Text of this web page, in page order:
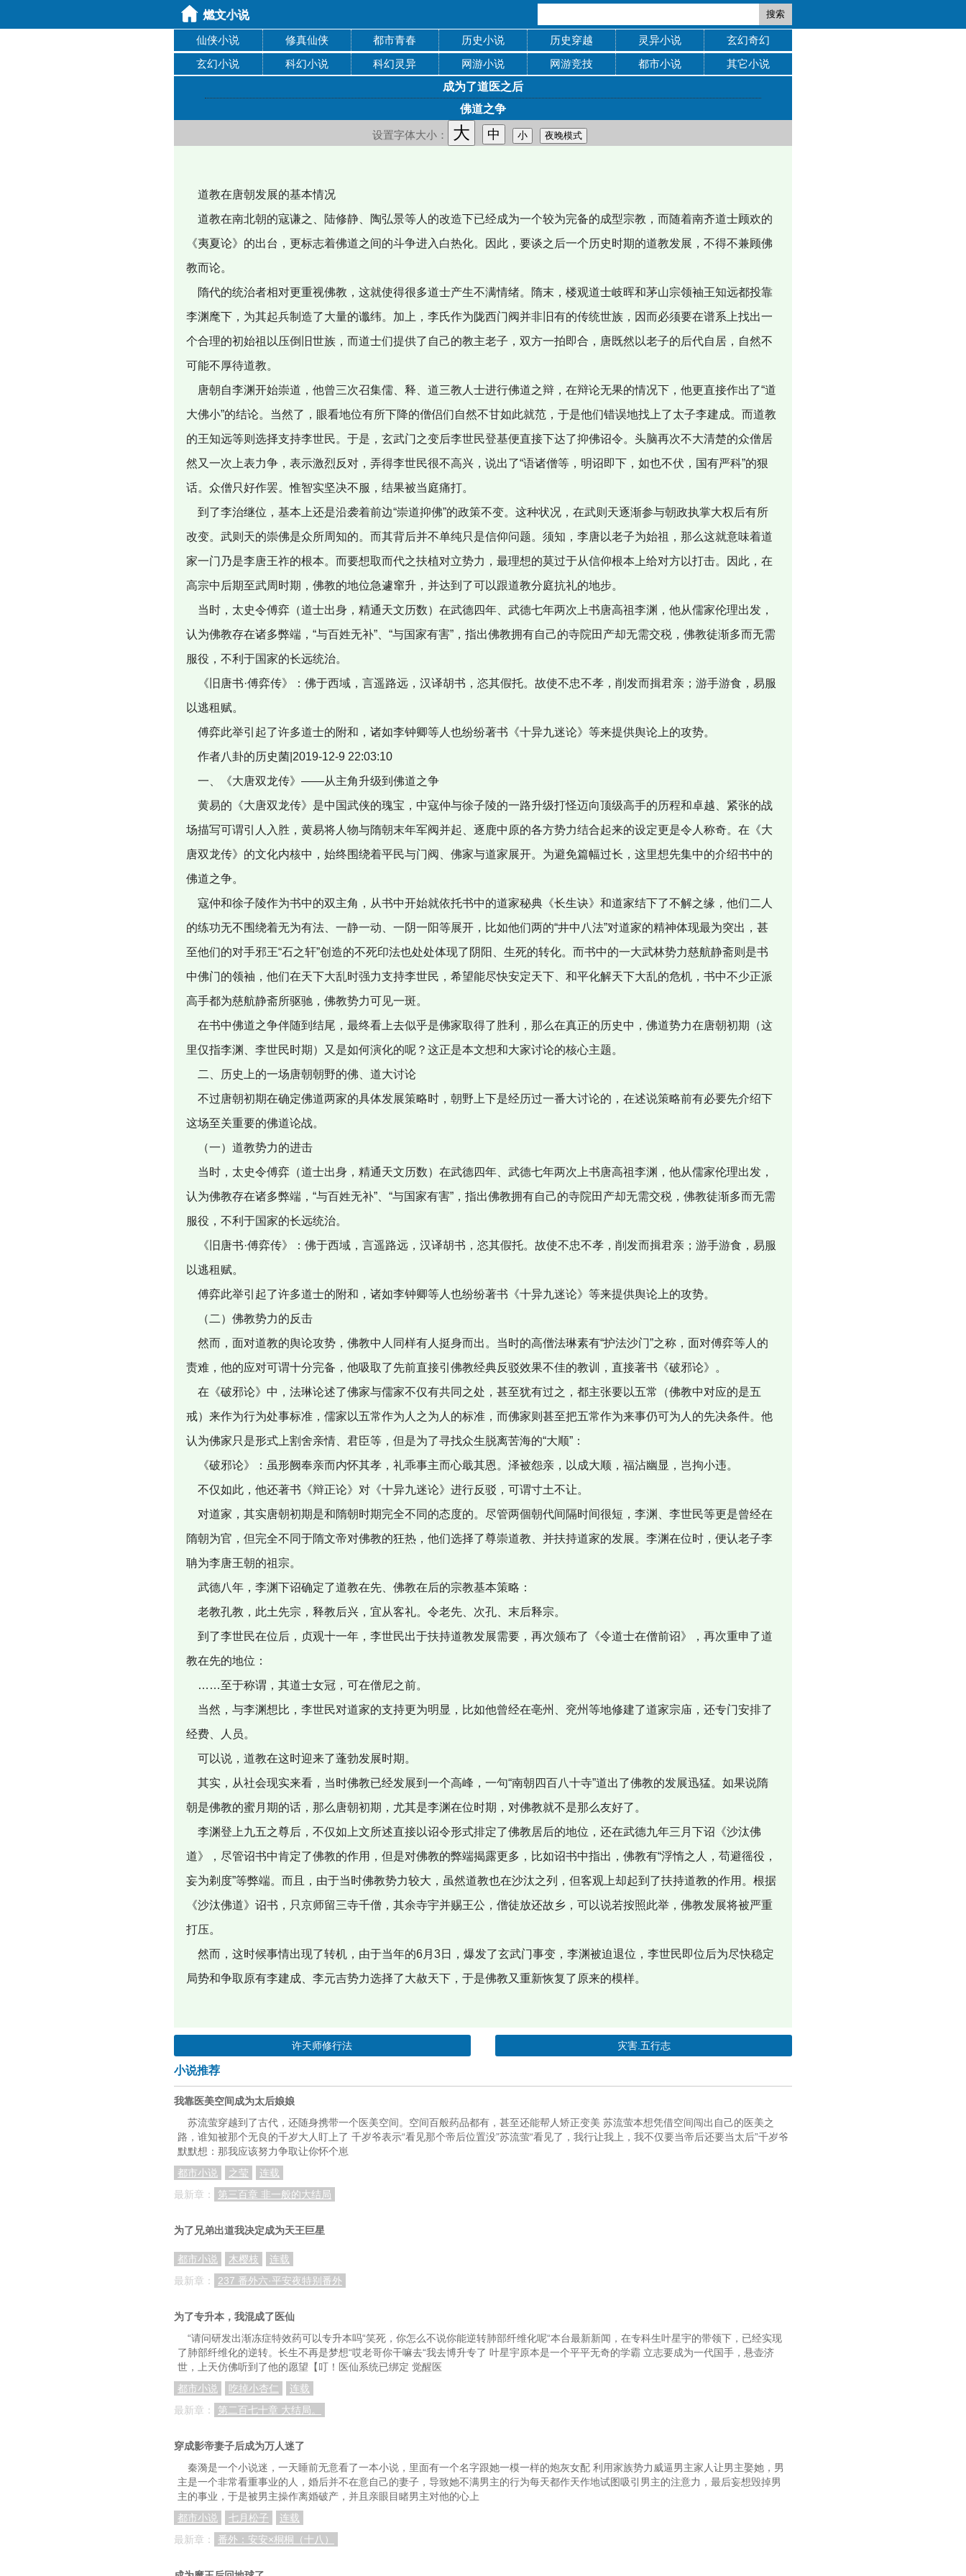
搜索
仙侠小说 修真仙侠 都市青春 历史小说 历史穿越 灵异小说
玄幻奇幻
玄幻小说
科幻小说 科幻灵异 网游小说 网游竞技 都市小说
其它小说
成为了道医之后
佛道之争
设置字体大小： 大 中 小 夜晚模式
道教在唐朝发展的基本情况
道教在南北朝的寇谦之、陆修静、陶弘景等人的改造下已经成为一个较为完备的成型宗教，而随着南齐道士顾欢的
《夷夏论》的出台，更标志着佛道之间的斗争进入白热化。因此，要谈之后一个历史时期的道教发展，不得不兼顾佛
教而论。
隋代的统治者相对更重视佛教，这就使得很多道士产生不满情绪。隋末，楼观道士岐晖和茅山宗领袖王知远都投靠
李渊麾下，为其起兵制造了大量的谶纬。加上，李氏作为陇西门阀并非旧有的传统世族，因而必须要在谱系上找出一
个合理的初始祖以压倒旧世族，而道士们提供了自己的教主老子，双方一拍即合，唐既然以老子的后代自居，自然不
可能不厚待道教。
唐朝自李渊开始崇道，他曾三次召集儒、释、道三教人士进行佛道之辩，在辩论无果的情况下，他更直接作出了“道
大佛小”的结论。当然了，眼看地位有所下降的僧侣们自然不甘如此就范，于是他们错误地找上了太子李建成。而道教
的王知远等则选择支持李世民。于是，玄武门之变后李世民登基便直接下达了抑佛诏令。头脑再次不大清楚的众僧居
然又一次上表力争，表示激烈反对，弄得李世民很不高兴，说出了“语诸僧等，明诏即下，如也不伏，国有严科”的狠
话。众僧只好作罢。惟智实坚决不服，结果被当庭痛打。
到了李治继位，基本上还是沿袭着前边“崇道抑佛”的政策不变。这种状况，在武则天逐渐参与朝政执掌大权后有所
改变。武则天的崇佛是众所周知的。而其背后并不单纯只是信仰问题。须知，李唐以老子为始祖，那么这就意味着道
家一门乃是李唐王祚的根本。而要想取而代之扶植对立势力，最理想的莫过于从信仰根本上给对方以打击。因此，在
高宗中后期至武周时期，佛教的地位急遽窜升，并达到了可以跟道教分庭抗礼的地步。
当时，太史令傅弈（道士出身，精通天文历数）在武德四年、武德七年两次上书唐高祖李渊，他从儒家伦理出发，
认为佛教存在诸多弊端，“与百姓无补”、“与国家有害”，指出佛教拥有自己的寺院田产却无需交税，佛教徒渐多而无需
服役，不利于国家的长远统治。
《旧唐书·傅弈传》：佛于西域，言遥路远，汉译胡书，恣其假托。故使不忠不孝，削发而揖君亲；游手游食，易服
以逃租赋。
傅弈此举引起了许多道士的附和，诸如李钟卿等人也纷纷著书《十异九迷论》等来提供舆论上的攻势。
作者八卦的历史菌|2019-12-9 22:03:10
一、《大唐双龙传》——从主角升级到佛道之争
黄易的《大唐双龙传》是中国武侠的瑰宝，中寇仲与徐子陵的一路升级打怪迈向顶级高手的历程和卓越、紧张的战
场描写可谓引人入胜，黄易将人物与隋朝末年军阀并起、逐鹿中原的各方势力结合起来的设定更是令人称奇。在《大
唐双龙传》的文化内核中，始终围绕着平民与门阀、佛家与道家展开。为避免篇幅过长，这里想先集中的介绍书中的
佛道之争。
寇仲和徐子陵作为书中的双主角，从书中开始就依托书中的道家秘典《长生诀》和道家结下了不解之缘，他们二人
的练功无不围绕着无为有法、一静一动、一阴一阳等展开，比如他们两的“井中八法”对道家的精神体现最为突出，甚
至他们的对手邪王“石之轩”创造的不死印法也处处体现了阴阳、生死的转化。而书中的一大武林势力慈航静斋则是书
中佛门的领袖，他们在天下大乱时强力支持李世民，希望能尽快安定天下、和平化解天下大乱的危机，书中不少正派
高手都为慈航静斋所驱驰，佛教势力可见一斑。
在书中佛道之争伴随到结尾，最终看上去似乎是佛家取得了胜利，那么在真正的历史中，佛道势力在唐朝初期（这
里仅指李渊、李世民时期）又是如何演化的呢？这正是本文想和大家讨论的核心主题。
二、历史上的一场唐朝朝野的佛、道大讨论
不过唐朝初期在确定佛道两家的具体发展策略时，朝野上下是经历过一番大讨论的，在述说策略前有必要先介绍下
这场至关重要的佛道论战。
（一）道教势力的进击
当时，太史令傅弈（道士出身，精通天文历数）在武德四年、武德七年两次上书唐高祖李渊，他从儒家伦理出发，
认为佛教存在诸多弊端，“与百姓无补”、“与国家有害”，指出佛教拥有自己的寺院田产却无需交税，佛教徒渐多而无需
服役，不利于国家的长远统治。
《旧唐书·傅弈传》：佛于西域，言遥路远，汉译胡书，恣其假托。故使不忠不孝，削发而揖君亲；游手游食，易服
以逃租赋。
傅弈此举引起了许多道士的附和，诸如李钟卿等人也纷纷著书《十异九迷论》等来提供舆论上的攻势。
（二）佛教势力的反击
然而，面对道教的舆论攻势，佛教中人同样有人挺身而出。当时的高僧法琳素有“护法沙门”之称，面对傅弈等人的
责难，他的应对可谓十分完备，他吸取了先前直接引佛教经典反驳效果不佳的教训，直接著书《破邪论》。
在《破邪论》中，法琳论述了佛家与儒家不仅有共同之处，甚至犹有过之，都主张要以五常（佛教中对应的是五
戒）来作为行为处事标准，儒家以五常作为人之为人的标准，而佛家则甚至把五常作为来事仍可为人的先决条件。他
认为佛家只是形式上割舍亲情、君臣等，但是为了寻找众生脱离苦海的“大顺”：
《破邪论》：虽形阙奉亲而内怀其孝，礼乖事主而心戢其恩。泽被怨亲，以成大顺，福沾幽显，岂拘小违。
不仅如此，他还著书《辩正论》对《十异九迷论》进行反驳，可谓寸土不让。
对道家，其实唐朝初期是和隋朝时期完全不同的态度的。尽管两個朝代间隔时间很短，李渊、李世民等更是曾经在
隋朝为官，但完全不同于隋文帝对佛教的狂热，他们选择了尊崇道教、并扶持道家的发展。李渊在位时，便认老子李
聃为李唐王朝的祖宗。
武德八年，李渊下诏确定了道教在先、佛教在后的宗教基本策略：
老教孔教，此土先宗，释教后兴，宜从客礼。令老先、次孔、末后释宗。
到了李世民在位后，贞观十一年，李世民出于扶持道教发展需要，再次颁布了《令道士在僧前诏》，再次重申了道
教在先的地位：
……至于称谓，其道士女冠，可在僧尼之前。
当然，与李渊想比，李世民对道家的支持更为明显，比如他曾经在亳州、兖州等地修建了道家宗庙，还专门安排了
经费、人员。
可以说，道教在这时迎来了蓬勃发展时期。
其实，从社会现实来看，当时佛教已经发展到一个高峰，一句“南朝四百八十寺”道出了佛教的发展迅猛。如果说隋
朝是佛教的蜜月期的话，那么唐朝初期，尤其是李渊在位时期，对佛教就不是那么友好了。
李渊登上九五之尊后，不仅如上文所述直接以诏令形式排定了佛教居后的地位，还在武德九年三月下诏《沙汰佛
道》，尽管诏书中肯定了佛教的作用，但是对佛教的弊端揭露更多，比如诏书中指出，佛教有“浮惰之人，苟避徭役，
妄为剃度”等弊端。而且，由于当时佛教势力较大，虽然道教也在沙汰之列，但客观上却起到了扶持道教的作用。根据
《沙汰佛道》诏书，只京师留三寺千僧，其余寺宇并赐王公，僧徒放还故乡，可以说若按照此举，佛教发展将被严重
打压。
然而，这时候事情出现了转机，由于当年的6月3日，爆发了玄武门事变，李渊被迫退位，李世民即位后为尽快稳定
局势和争取原有李建成、李元吉势力选择了大赦天下，于是佛教又重新恢复了原来的模样。
许天师修行法 灾害.五行志
小说推荐
我靠医美空间成为太后娘娘
苏流萤穿越到了古代，还随身携带一个医美空间。空间百般药品都有，甚至还能帮人矫正变美 苏流萤本想凭借空间闯出自己的医美之
路，谁知被那个无良的千岁大人盯上了 千岁爷表示“看见那个帝后位置没”苏流萤“看见了，我行让我上，我不仅要当帝后还要当太后”千岁爷
默默想：那我应该努力争取让你怀个崽
都市小说
之莹
连载
最新章：
第三百章 非一般的大结局
为了兄弟出道我决定成为天王巨星
都市小说 木樱枝
连载
最新章：
237 番外六·平安夜特别番外
为了专升本，我混成了医仙
“请问研发出渐冻症特效药可以专升本吗“笑死，你怎么不说你能逆转肺部纤维化呢“本台最新新闻，在专科生叶星宇的带领下，已经实现
了肺部纤维化的逆转。长生不再是梦想“哎老哥你干嘛去“我去博升专了 叶星宇原本是一个平平无奇的学霸 立志要成为一代国手，悬壶济
世，上天仿佛听到了他的愿望【叮！医仙系统已绑定 觉醒医
都市小说
吃掉小杏仁
连载
最新章：
第二百七十章 大结局。
穿成影帝妻子后成为万人迷了
秦漪是一个小说迷，一天睡前无意看了一本小说，里面有一个名字跟她一模一样的炮灰女配 利用家族势力威逼男主家人让男主娶她，男
主是一个非常看重事业的人，婚后并不在意自己的妻子，导致她不满男主的行为每天都作天作地试图吸引男主的注意力，最后妄想毁掉男
主的事业，于是被男主操作离婚破产，并且亲眼目睹男主对他的心上
都市小说
七月松子
连载
最新章：
番外：安安×桐桐（十八）